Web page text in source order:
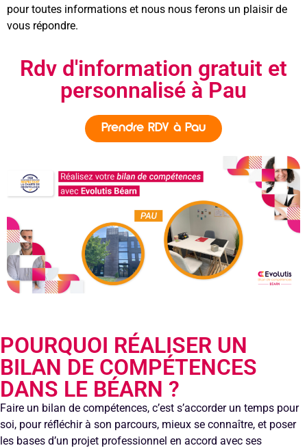
pour toutes informations et nous nous ferons un plaisir de
vous répondre.
Rdv d'information gratuit et
personnalisé à Pau
Prendre RDV à Pau
POURQUOI RÉALISER UN
BILAN DE COMPÉTENCES
DANS LE BÉARN ?
Faire un bilan de compétences, c’est s’accorder un temps pour
soi, pour réfléchir à son parcours, mieux se connaître, et poser
les bases d’un projet professionnel en accord avec ses